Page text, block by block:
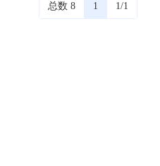
总数 8 1 1/1